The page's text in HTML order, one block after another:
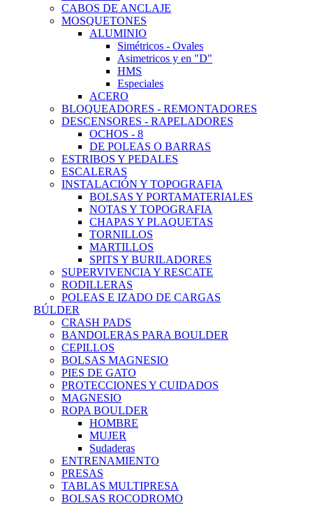
CABOS DE ANCLAJE
MOSQUETONES
ALUMINIO
Simétricos - Ovales
Asimetricos y en "D"
HMS
Especiales
ACERO
BLOQUEADORES - REMONTADORES
DESCENSORES - RAPELADORES
OCHOS - 8
DE POLEAS O BARRAS
ESTRIBOS Y PEDALES
ESCALERAS
INSTALACIÓN Y TOPOGRAFIA
BOLSAS Y PORTAMATERIALES
NOTAS Y TOPOGRAFIA
CHAPAS Y PLAQUETAS
TORNILLOS
MARTILLOS
SPITS Y BURILADORES
SUPERVIVENCIA Y RESCATE
RODILLERAS
POLEAS E IZADO DE CARGAS
BÚLDER
CRASH PADS
BANDOLERAS PARA BOULDER
CEPILLOS
BOLSAS MAGNESIO
PIES DE GATO
PROTECCIONES Y CUIDADOS
MAGNESIO
ROPA BOULDER
HOMBRE
MUJER
Sudaderas
ENTRENAMIENTO
PRESAS
TABLAS MULTIPRESA
BOLSAS ROCODROMO